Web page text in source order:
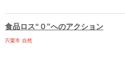
食品ロス“０”へのアクション
宍粟市 自然